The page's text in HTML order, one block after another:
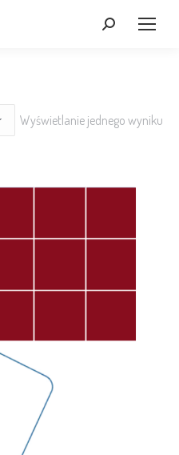
Szukaj:
Wyświetlanie jednego wyniku